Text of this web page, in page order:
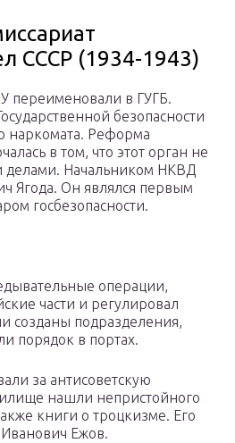
СССР (1934-1943)
переименовали в ГУГБ.
безопасности
наркомата. Реформа
в том, что этот орган не
делами. Начальником НКВД
Ягода. Он являлся первым
госбезопасности.
операции,
части и регулировал
созданы подразделения,
порядок в портах.
за антисоветскую
нашли непристойного
книги о троцкизме. Его
Ежов.